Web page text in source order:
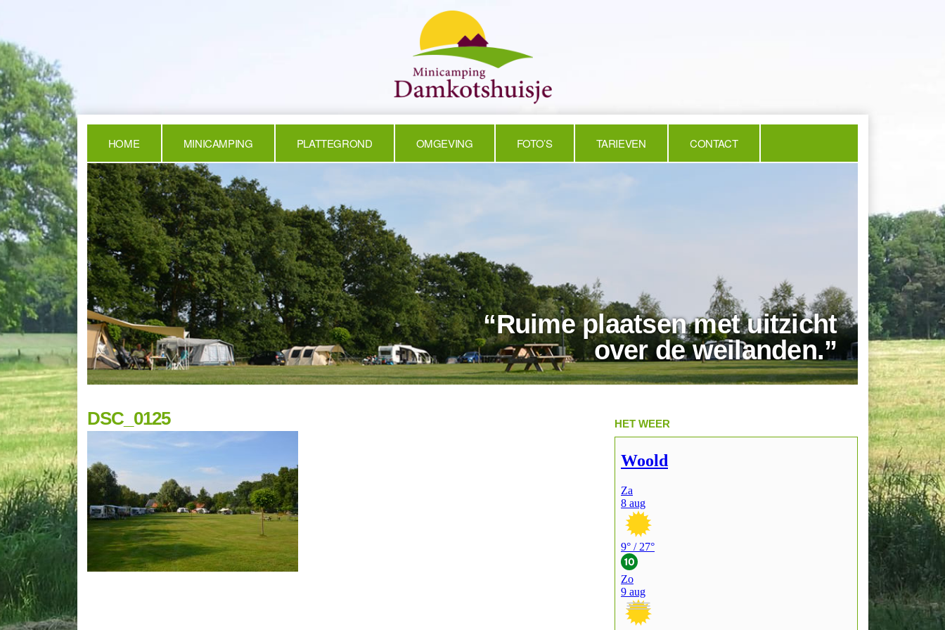
HOME MINICAMPING PLATTEGROND OMGEVING FOTO’S TARIEVEN CONTACT
“Ruime plaatsen met uitzicht
over de weilanden.”
DSC_0125 HET WEER